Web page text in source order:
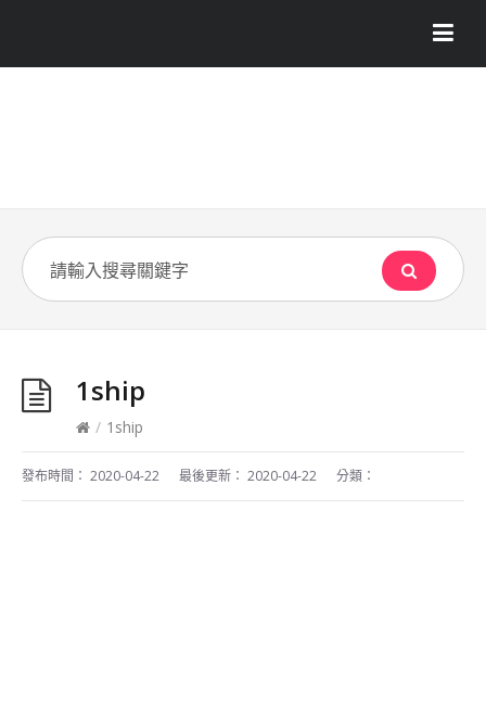
1ship
/ 1ship
發布時間： 2020-04-22 最後更新： 2020-04-22 分類：